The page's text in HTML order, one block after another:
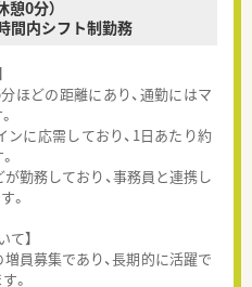
憩0分）
間内シフト制勤務
ほどの距離にあり、通勤にはマ
ンに応需しており、1日あたり約
勤務しており、事務員と連携し
。
て】
員募集であり、長期的に活躍で
。